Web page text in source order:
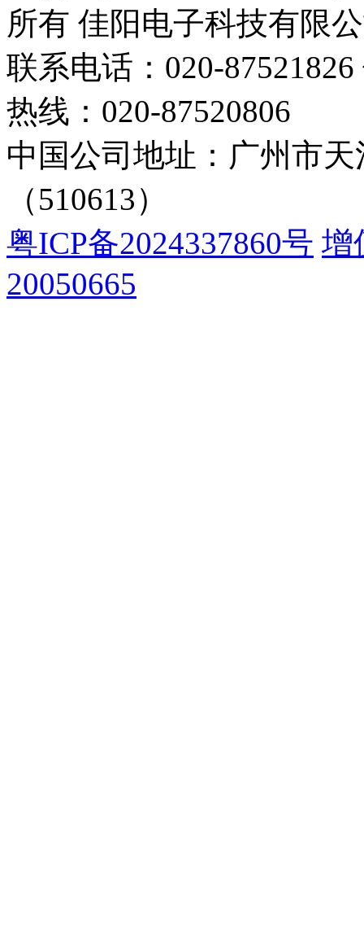
所有 佳阳电子科技有限
联系电话：020-
热线：020-87520806
中国公司地址：广州市
（510613）
粤ICP备2024337860号 增
20050665